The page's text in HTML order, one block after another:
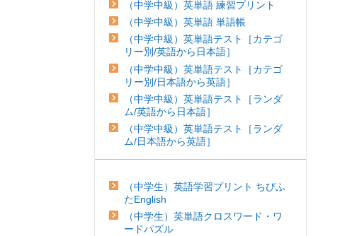
（中学中級）英単語 練習プリント
（中学中級）英単語 単語帳
（中学中級）英単語テスト［カテゴ
リー別/英語から日本語］
（中学中級）英単語テスト［カテゴ
リー別/日本語から英語］
（中学中級）英単語テスト［ランダ
ム/英語から日本語］
（中学中級）英単語テスト［ランダ
ム/日本語から英語］
（中学生）英語学習プリント ちびふ
たEnglish
（中学生）英単語クロスワード・ワ
ードパズル